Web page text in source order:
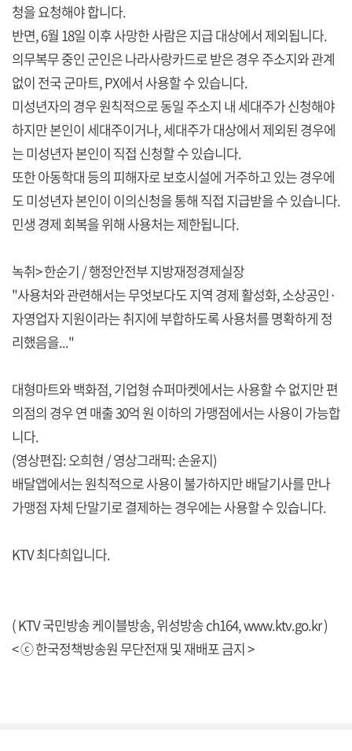
청을 요청해야 합니다.
반면, 6월 18일 이후 사망한 사람은 지급 대상에서 제외됩니다.
의무복무 중인 군인은 나라사랑카드로 받은 경우 주소지와 관계
없이 전국 군마트, PX에서 사용할 수 있습니다.
미성년자의 경우 원칙적으로 동일 주소지 내 세대주가 신청해야
하지만 본인이 세대주이거나, 세대주가 대상에서 제외된 경우에
는 미성년자 본인이 직접 신청할 수 있습니다.
또한 아동학대 등의 피해자로 보호시설에 거주하고 있는 경우에
도 미성년자 본인이 이의신청을 통해 직접 지급받을 수 있습니다.
민생 경제 회복을 위해 사용처는 제한됩니다.
녹취> 한순기 / 행정안전부 지방재정경제실장
"사용처와 관련해서는 무엇보다도 지역 경제 활성화, 소상공인·
자영업자 지원이라는 취지에 부합하도록 사용처를 명확하게 정
리했음을..."
대형마트와 백화점, 기업형 슈퍼마켓에서는 사용할 수 없지만 편
의점의 경우 연 매출 30억 원 이하의 가맹점에서는 사용이 가능합
니다.
(영상편집: 오희현 / 영상그래픽: 손윤지)
배달앱에서는 원칙적으로 사용이 불가하지만 배달기사를 만나
가맹점 자체 단말기로 결제하는 경우에는 사용할 수 있습니다.
KTV 최다희입니다.
( KTV 국민방송 케이블방송, 위성방송 ch164,www.ktv.go.kr)
< ⓒ 한국정책방송원 무단전재 및 재배포 금지 >